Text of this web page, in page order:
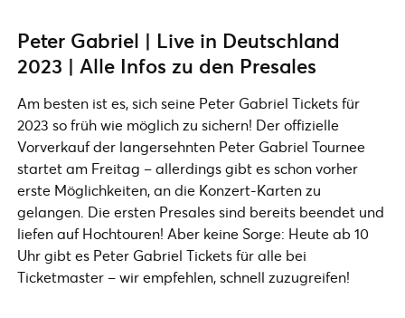
Peter Gabriel | Live in Deutschland
2023 | Alle Infos zu den Presales
Am besten ist es, sich seine Peter Gabriel Tickets für
2023 so früh wie möglich zu sichern! Der offizielle
Vorverkauf der langersehnten Peter Gabriel Tournee
startet am Freitag – allerdings gibt es schon vorher
erste Möglichkeiten, an die Konzert-Karten zu
gelangen. Die ersten Presales sind bereits beendet und
liefen auf Hochtouren! Aber keine Sorge: Heute ab 10
Uhr gibt es Peter Gabriel Tickets für alle bei
Ticketmaster – wir empfehlen, schnell zuzugreifen!